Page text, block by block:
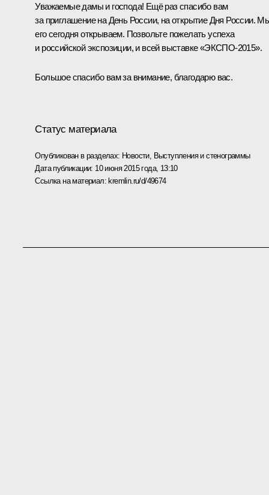
Уважаемые дамы и господа! Ещё раз спасибо вам
за приглашение на День России, на открытие Дня России.
его сегодня открываем. Позвольте пожелать успеха
и российской экспозиции, и всей выставке «ЭКСПО-2015».
Большое спасибо вам за внимание, благодарю вас.
Статус материала
Опубликован в разделах: Новости, Выступления и стенограммы
Дата публикации: 10 июня 2015 года, 13:10
Ссылка на материал: kremlin.ru/d/49674